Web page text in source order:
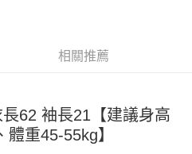
額請依後續交易確認頁面所載為準。
交易或遇審核未通過，訂單將自動取
才付款」的支付方式。 讓您購物簡單
相關推薦
62 袖長21【建議身高
體重45-55kg】